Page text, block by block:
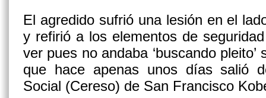
El agredido sufrió una lesión en el
y refirió a los elementos de
ver pues no andaba ‘buscando
que hace apenas unos días salió
Social (Cereso) de San Francisco